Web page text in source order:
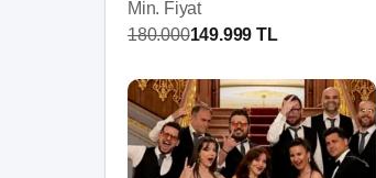
Min. Fiyat
180.000149.999 TL